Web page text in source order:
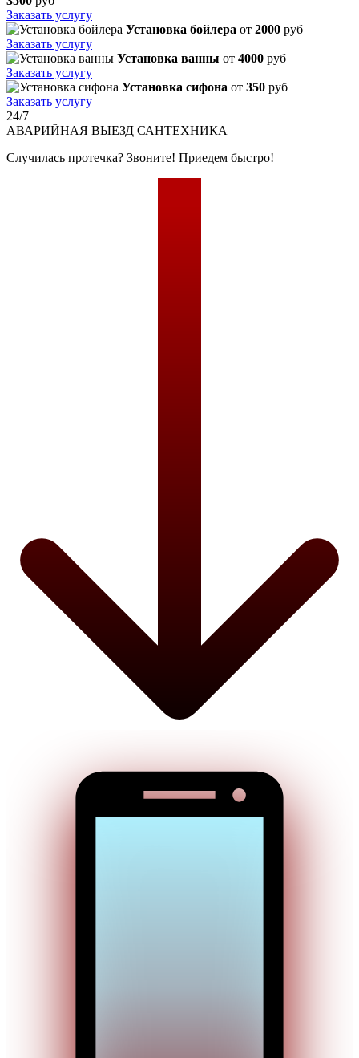
Заказать услугу
Установка бойлера от 2000 руб
Заказать услугу
Установка ванны от 4000 руб
Заказать услугу
Установка сифона от 350 руб
Заказать услугу
24/7
АВАРИЙНАЯ ВЫЕЗД САНТЕХНИКА
Случилась протечка? Звоните! Приедем быстро!